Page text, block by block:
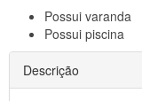
Possui varanda
Possui piscina
Descrição